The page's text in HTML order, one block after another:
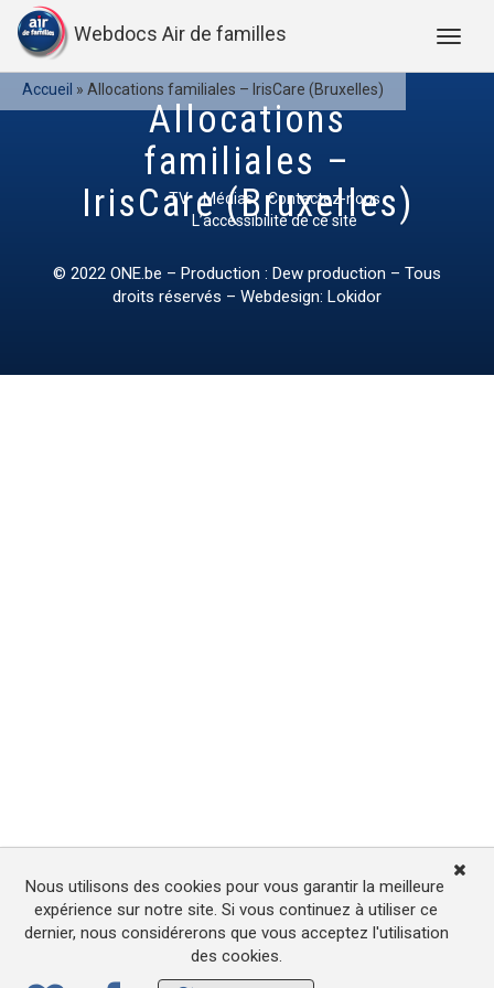
Webdocs Air de familles
Accueil » Allocations familiales – IrisCare (Bruxelles)
Allocations
familiales –
IrisCare (Bruxelles)
TV Médias
Contactez-nous
L’accessibilité de ce site
© 2022 ONE.be – Production : Dew production – Tous
droits réservés – Webdesign: Lokidor
Nous utilisons des cookies pour vous garantir la meilleure
expérience sur notre site. Si vous continuez à utiliser ce
dernier, nous considérerons que vous acceptez l'utilisation
des cookies.